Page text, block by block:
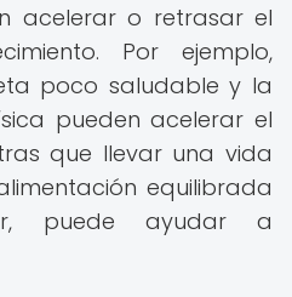
acelerar o retrasar el
Por ejemplo,
poco saludable y la
pueden acelerar el
que llevar una vida
equilibrada
puede ayudar a